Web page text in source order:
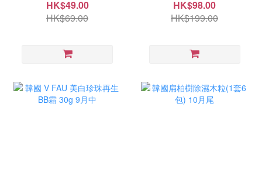
HK$49.00
HK$69.00
HK$98.00
HK$199.00